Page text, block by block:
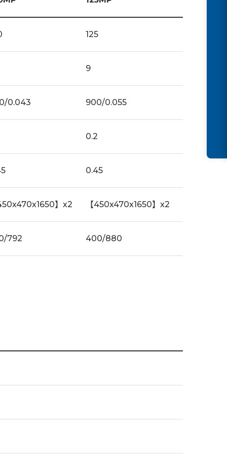
125
9
0.043 900/0.055
0.2
0.45
】x2 【450x470x1650】x2
792 400/880